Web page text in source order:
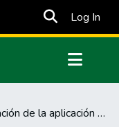
Log In
Evaluación de la aplicación de un lactofermento elaborado con dos concentraciones de insumos y dos métodos de aplicación en el cultivo de rosas (Rosa sp) variedad Explorer en el Cantón Bolívar